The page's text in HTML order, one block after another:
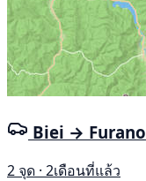
Biei → Furano
2 จุด · 2เดือนที่แล้ว